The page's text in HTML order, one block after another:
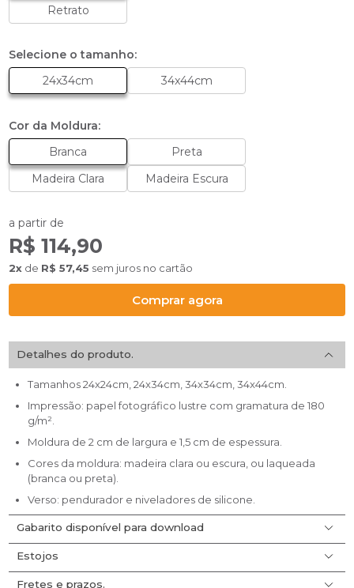
Retrato
Selecione o tamanho:
24x34cm
34x44cm
Cor da Moldura:
Branca
Preta
Madeira Clara
Madeira Escura
a partir de
R$ 114,90
2x de R$ 57,45 sem juros no cartão
Comprar agora
Detalhes do produto.
Tamanhos 24x24cm, 24x34cm, 34x34cm, 34x44cm.
Impressão: papel fotográfico lustre com gramatura de 180
g/m².
Moldura de 2 cm de largura e 1,5 cm de espessura.
Cores da moldura: madeira clara ou escura, ou laqueada
(branca ou preta).
Verso: pendurador e niveladores de silicone.
Gabarito disponível para download
Faça o download dos gabaritos desse item
Estojos
Fretes e prazos.